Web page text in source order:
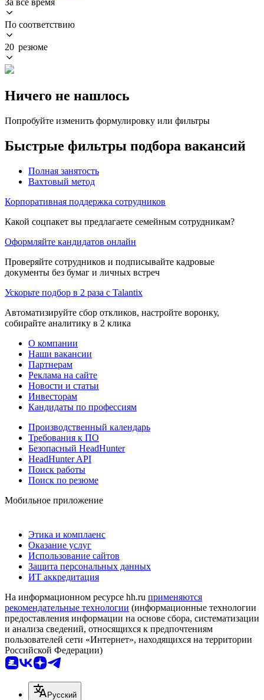
По соответствию
20 резюме
Ничего не нашлось
Попробуйте изменить формулировку или фильтры
Быстрые фильтры подбора вакансий
Полная занятость
Вахтовый метод
Корпоративная поддержка сотрудников
Какой соцпакет вы предлагаете семейным сотрудникам?
Оформляйте кандидатов онлайн
Проверяйте сотрудников и подписывайте кадровые
документы без бумаг и личных встреч
Ускорьте подбор в 2 раза с Talantix
Автоматизируйте сбор откликов, настройте воронку,
собирайте аналитику в 2 клика
О компании
Наши вакансии
Партнерам
Реклама на сайте
Новости и статьи
Инвесторам
Кандидаты по профессиям
Производственный календарь
Требования к ПО
Безопасный HeadHunter
HeadHunter API
Поиск работы
Поиск по резюме
Мобильное приложение
Этика и комплаенс
Оказание услуг
Использование сайтов
Защита персональных данных
ИТ аккредитация
На информационном ресурсе hh.ru применяются
рекомендательные технологии (информационные технологии
предоставления информации на основе сбора, систематизации
и анализа сведений, относящихся к предпочтениям
пользователей сети «Интернет», находящихся на территории
Российской Федерации)
Русский